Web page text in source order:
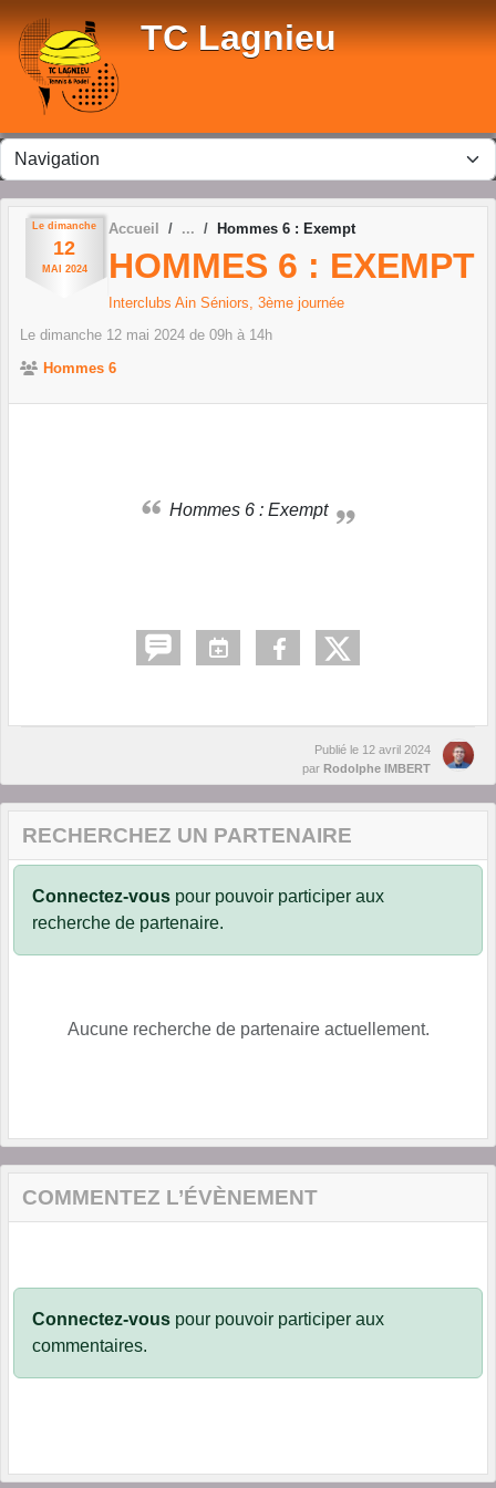
TC Lagnieu
Le dimanche
12
MAI 2024
Accueil Hommes 6 : Exempt
HOMMES 6 : EXEMPT
Interclubs Ain Séniors, 3ème journée
Le dimanche 12 mai 2024 de 09h à 14h
Hommes 6
Hommes 6 : Exempt
Publié le 12 avril 2024
par Rodolphe IMBERT
RECHERCHEZ UN PARTENAIRE
Connectez-vous pour pouvoir participer aux
recherche de partenaire.
Aucune recherche de partenaire actuellement.
COMMENTEZ L’ÉVÈNEMENT
Connectez-vous pour pouvoir participer aux
commentaires.